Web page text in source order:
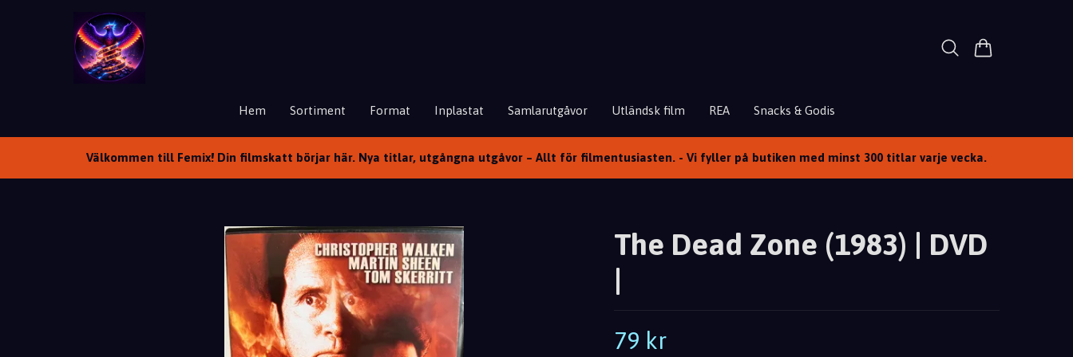
Hem Sortiment Format Inplastat Samlarutgåvor Utländsk film REA Snacks & Godis
Välkommen till Femix! Din filmskatt börjar här. Nya titlar, utgångna utgåvor – Allt för filmentusiasten. - Vi fyller på butiken med minst 300 titlar varje vecka.
The Dead Zone (1983) | DVD
|
79 kr